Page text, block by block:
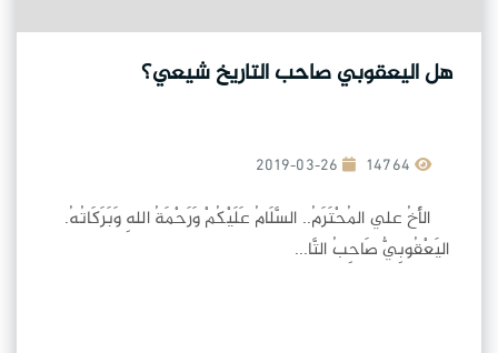
هل اليعقوبي صاحب التاريخ شيعي؟
2019-03-26
الأَخُ علي المُحْتَرَمُ.. السَّلَامُ عَلَيْكُمْ وَرَحْمَةُ اللهِ وَبَرَكَاتُهُ.
اليَعْقُوبِيُّ صَاحِبُ التَّا...